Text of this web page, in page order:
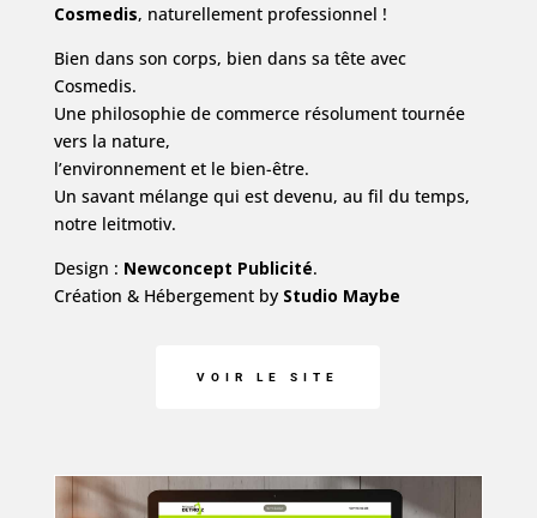
Cosmedis, naturellement professionnel !
Bien dans son corps, bien dans sa tête avec
Cosmedis.
Une philosophie de commerce résolument tournée
vers la nature,
l’environnement et le bien-être.
Un savant mélange qui est devenu, au fil du temps,
notre leitmotiv.
Design : Newconcept Publicité.
Création & Hébergement by Studio Maybe
VOIR LE SITE